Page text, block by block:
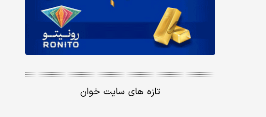
تازه های سایت خوان